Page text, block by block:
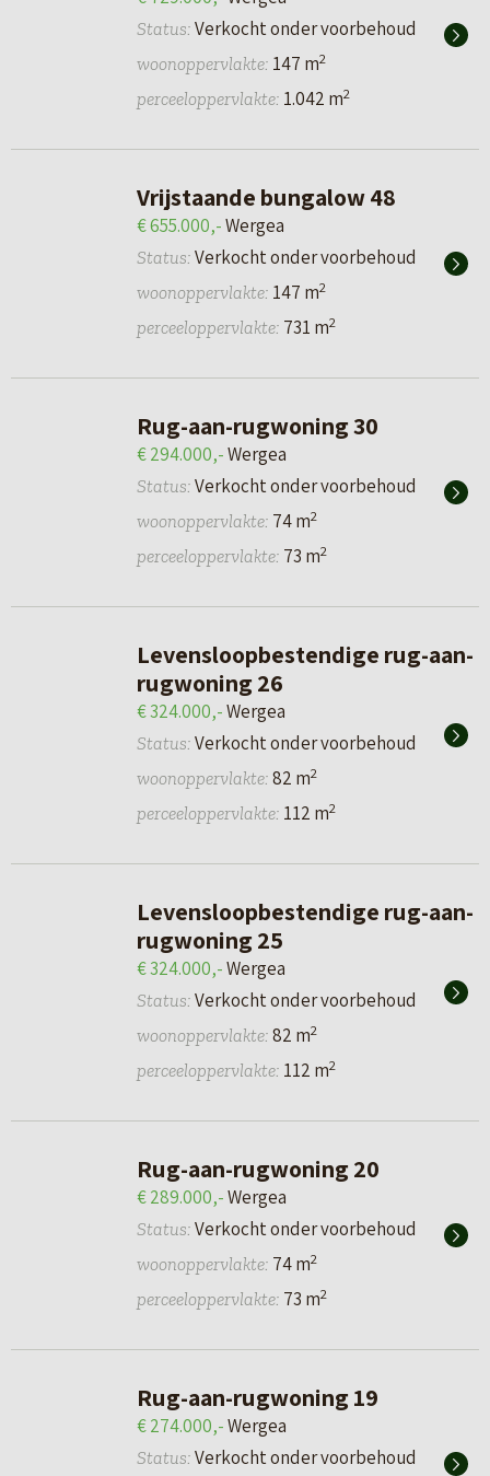
Status: Verkocht onder voorbehoud
woonoppervlakte: 147 m2
perceeloppervlakte: 1.042 m2
Vrijstaande bungalow 48
€ 655.000,-Wergea
Status: Verkocht onder voorbehoud
woonoppervlakte: 147 m2
perceeloppervlakte: 731 m2
Rug-aan-rugwoning 30
€ 294.000,-Wergea
Status: Verkocht onder voorbehoud
woonoppervlakte: 74 m2
perceeloppervlakte: 73 m2
Levensloopbestendige rug-aan-
rugwoning 26
€ 324.000,-Wergea
Status: Verkocht onder voorbehoud
woonoppervlakte: 82 m2
perceeloppervlakte: 112 m2
Levensloopbestendige rug-aan-
rugwoning 25
€ 324.000,-Wergea
Status: Verkocht onder voorbehoud
woonoppervlakte: 82 m2
perceeloppervlakte: 112 m2
Rug-aan-rugwoning 20
€ 289.000,-Wergea
Status: Verkocht onder voorbehoud
woonoppervlakte: 74 m2
perceeloppervlakte: 73 m2
Rug-aan-rugwoning 19
€ 274.000,-Wergea
Status: Verkocht onder voorbehoud